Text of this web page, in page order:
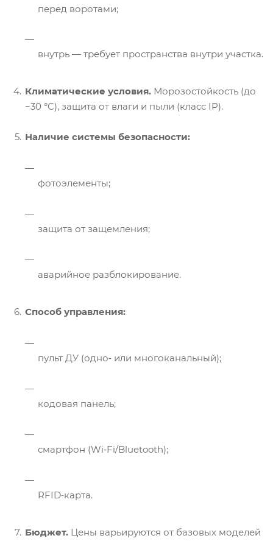
перед воротами;
внутрь — требует пространства внутри участка.
Климатические условия. Морозостойкость (до
−30 °C), защита от влаги и пыли (класс IP).
Наличие системы безопасности:
фотоэлементы;
защита от защемления;
аварийное разблокирование.
Способ управления:
пульт ДУ (одно‑ или многоканальный);
кодовая панель;
смартфон (Wi‑Fi/Bluetooth);
RFID‑карта.
Бюджет. Цены варьируются от базовых моделей